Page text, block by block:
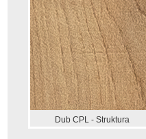
Dub CPL - Struktura